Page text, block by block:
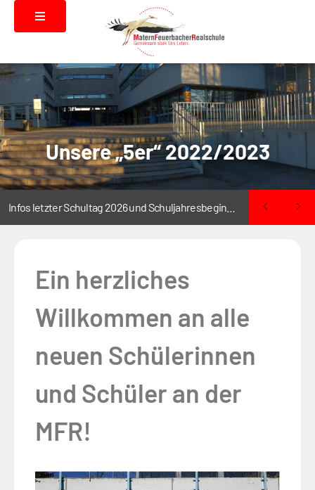
Unsere „5er“ 2022/2023
Ein herzliches
Willkommen an alle
neuen Schülerinnen
und Schüler an der
MFR!